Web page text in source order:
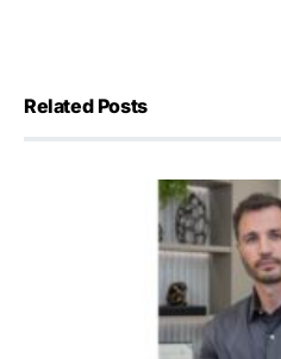
Related Posts